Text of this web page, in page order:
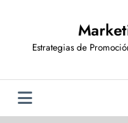
Estrategias de